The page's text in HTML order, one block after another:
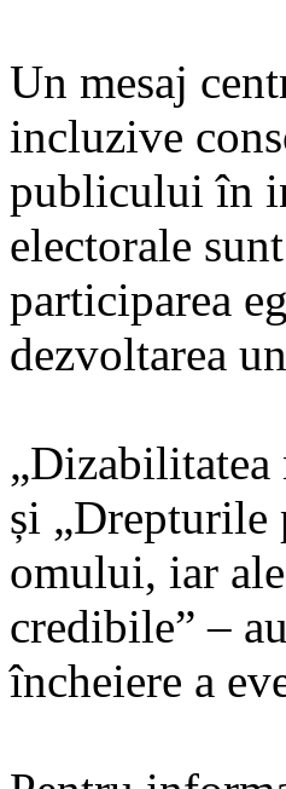
Un mesaj
incluzive
publicului în
electorale
participarea
dezvoltarea
„Dizabilitatea
și „Drepturile
omului, iar
credibile” –
încheiere a